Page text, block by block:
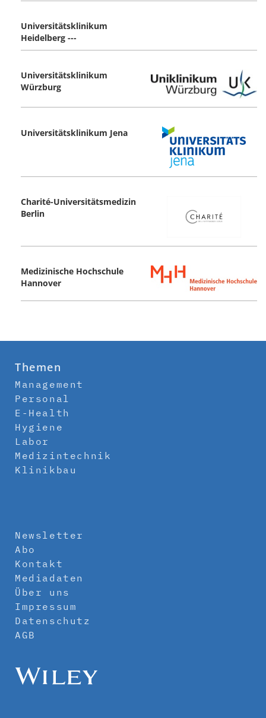
Universitätsklinikum
Heidelberg ---
Universitätsklinikum
Würzburg
Universitätsklinikum Jena
Charité-Universitätsmedizin
Berlin
Medizinische Hochschule
Hannover
Themen
Management
Personal
E-Health
Hygiene
Labor
Medizintechnik
Klinikbau
Newsletter
Abo
Kontakt
Mediadaten
Über uns
Impressum
Datenschutz
AGB